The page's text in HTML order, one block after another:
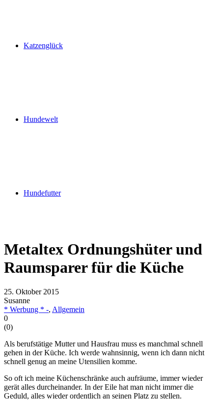
Katzenglück
Hundewelt
Hundefutter
Metaltex Ordnungshüter und
Raumsparer für die Küche
25. Oktober 2015
Susanne
* Werbung * -, Allgemein
0
(0)
Als berufstätige Mutter und Hausfrau muss es manchmal schnell
gehen in der Küche. Ich werde wahnsinnig, wenn ich dann nicht
schnell genug an meine Utensilien komme.
So oft ich meine Küchenschränke auch aufräume, immer wieder
gerät alles durcheinander. In der Eile hat man nicht immer die
Geduld, alles wieder ordentlich an seinen Platz zu stellen.